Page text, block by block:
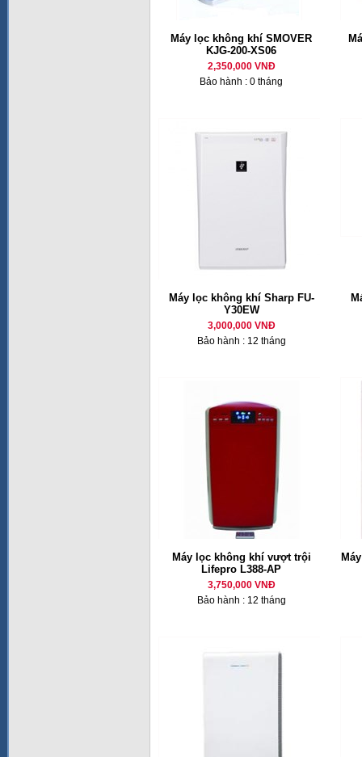
Máy lọc không khí SMOVER
KJG-200-XS06
2,350,000 VNĐ
Bảo hành : 0 tháng
Máy lọc không khí Sharp FU-
Y30EW
3,000,000 VNĐ
Bảo hành : 12 tháng
Máy lọc không khí vượt trội
Lifepro L388-AP
3,750,000 VNĐ
Bảo hành : 12 tháng